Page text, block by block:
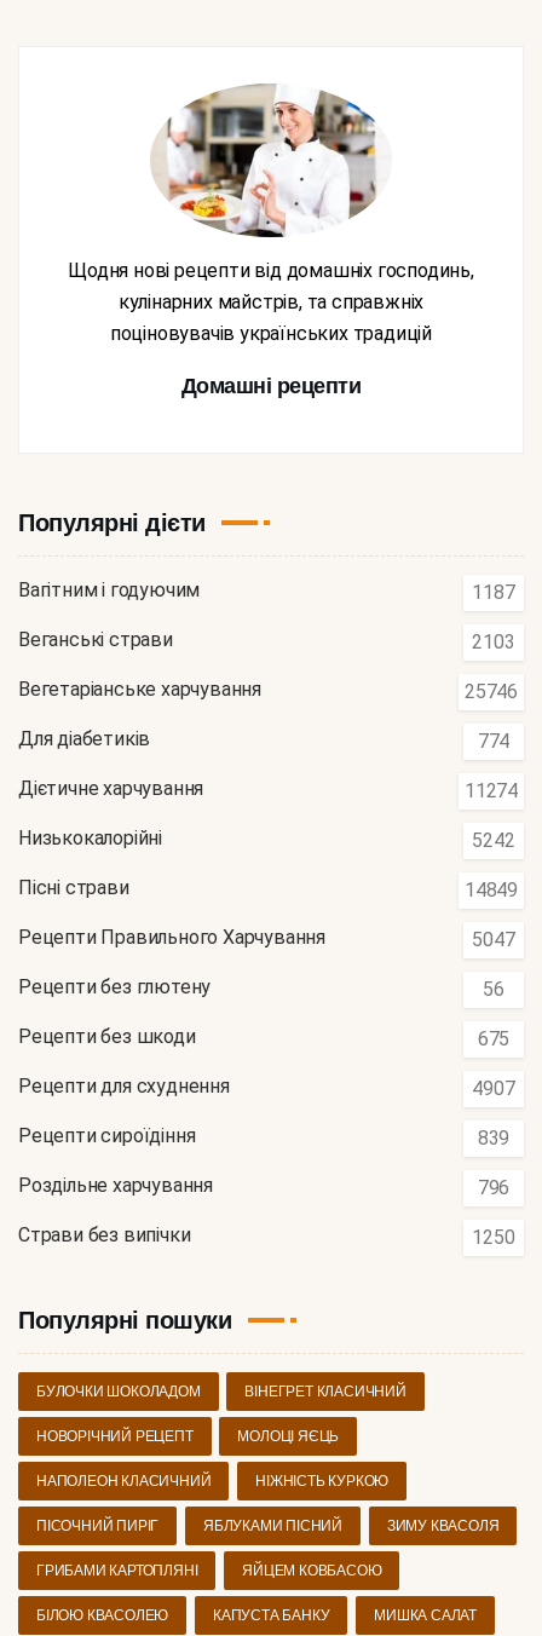
Щодня нові рецепти від домашніх господинь,
кулінарних майстрів, та справжніх
поціновувачів українських традицій
Домашні рецепти
Популярні дієти
Вагітним і годуючим 1187
Веганські страви 2103
Вегетаріанське харчування 25746
Для діабетиків 774
Дієтичне харчування 11274
Низькокалорійні 5242
Пісні страви 14849
Рецепти Правильного Харчування 5047
Рецепти без глютену 56
Рецепти без шкоди 675
Рецепти для схуднення 4907
Рецепти сироїдіння 839
Роздільне харчування 796
Страви без випічки 1250
Популярні пошуки
БУЛОЧКИ ШОКОЛАДОМ ВІНЕГРЕТ КЛАСИЧНИЙ
НОВОРІЧНИЙ РЕЦЕПТ МОЛОЦІ ЯЄЦЬ
НАПОЛЕОН КЛАСИЧНИЙ НІЖНІСТЬ КУРКОЮ
ПІСОЧНИЙ ПИРІГ ЯБЛУКАМИ ПІСНИЙ ЗИМУ КВАСОЛЯ
ГРИБАМИ КАРТОПЛЯНІ ЯЙЦЕМ КОВБАСОЮ
БІЛОЮ КВАСОЛЕЮ КАПУСТА БАНКУ МИШКА САЛАТ